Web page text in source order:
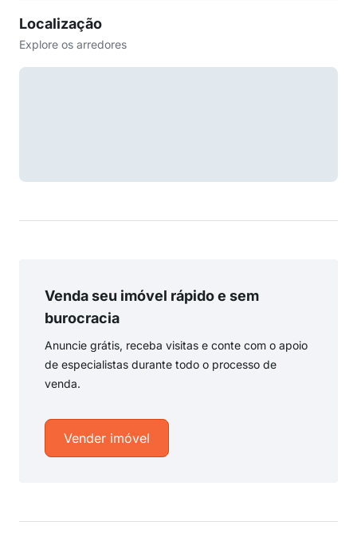
Localização
Explore os arredores
Venda seu imóvel rápido e sem
burocracia
Anuncie grátis, receba visitas e conte com o apoio
de especialistas durante todo o processo de
venda.
Vender imóvel